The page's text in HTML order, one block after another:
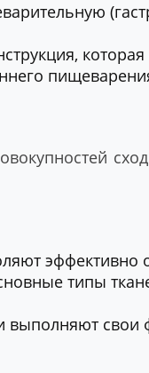
эффективно
типы
выполняют свои